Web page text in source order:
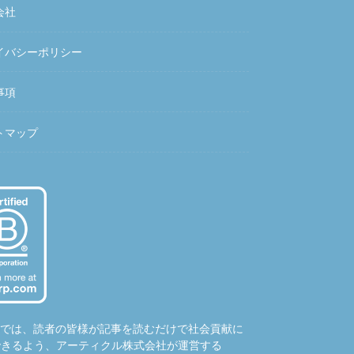
社
バシーポリシー
項
マップ
は、読者の皆様が記事を読むだけで社会貢献に
るよう、アーティクル株式会社が運営する